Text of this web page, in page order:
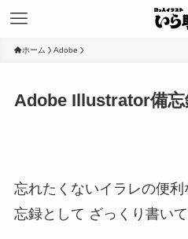
ホーム Adobe
Adobe Illustrator備忘
忘れたくないイラレの便
忘録として ざっくり書い